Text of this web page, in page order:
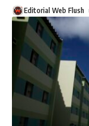
Editorial Web Flush